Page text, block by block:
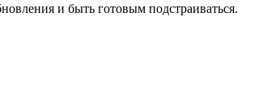
и быть готовым подстраиваться.